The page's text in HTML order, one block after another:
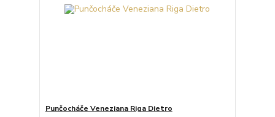
Punčocháče Veneziana Riga Dietro